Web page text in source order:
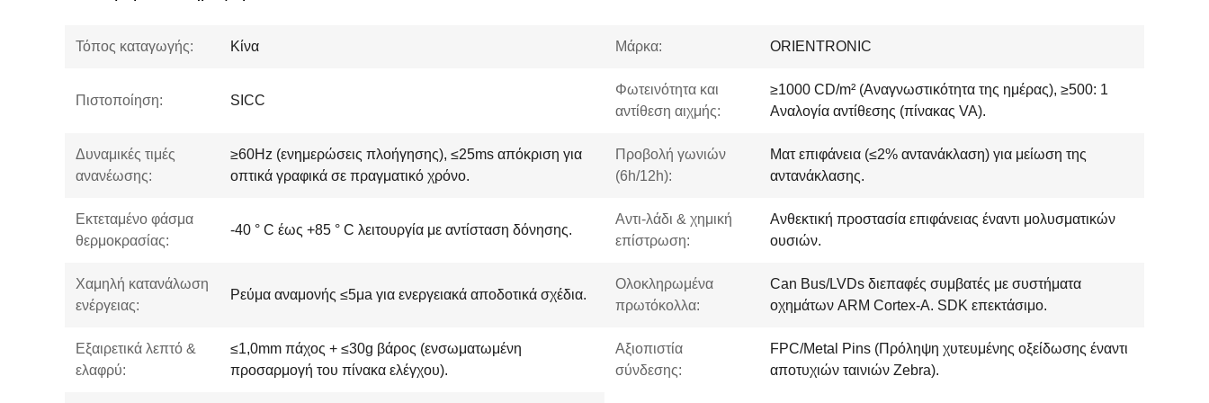
Τόπος καταγωγής: Κίνα Μάρκα: ORIENTRONIC
Πιστοποίηση: SICC
Φωτεινότητα και
αντίθεση αιχμής:
≥1000 CD/m² (Αναγνωστικότητα της ημέρας), ≥500: 1
Αναλογία αντίθεσης (πίνακας VA).
Δυναμικές τιμές
ανανέωσης:
≥60Hz (ενημερώσεις πλοήγησης), ≤25ms απόκριση για
οπτικά γραφικά σε πραγματικό χρόνο.
Προβολή γωνιών
(6h/12h):
Ματ επιφάνεια (≤2% αντανάκλαση) για μείωση της
αντανάκλασης.
Εκτεταμένο φάσμα
θερμοκρασίας:
-40 ° C έως +85 ° C λειτουργία με αντίσταση δόνησης.
Αντι-λάδι & χημική
επίστρωση:
Ανθεκτική προστασία επιφάνειας έναντι μολυσματικών
ουσιών.
Χαμηλή κατανάλωση
ενέργειας:
Ρεύμα αναμονής ≤5μa για ενεργειακά αποδοτικά σχέδια.
Ολοκληρωμένα
πρωτόκολλα:
Can Bus/LVDs διεπαφές συμβατές με συστήματα
οχημάτων ARM Cortex-A. SDK επεκτάσιμο.
Εξαιρετικά λεπτό &
ελαφρύ:
≤1,0mm πάχος + ≤30g βάρος (ενσωματωμένη
προσαρμογή του πίνακα ελέγχου).
Αξιοπιστία
σύνδεσης:
FPC/Metal Pins (Πρόληψη χυτευμένης οξείδωσης έναντι
αποτυχιών ταινιών Zebra).